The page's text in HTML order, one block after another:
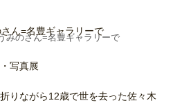
みのさん=名豊ギャラリーで
写真展
りながら12歳で世を去った佐々木